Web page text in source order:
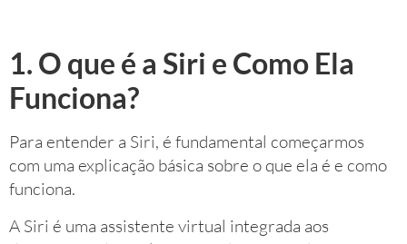
1. O que é a Siri e Como Ela
Funciona?
Para entender a Siri, é fundamental começarmos
com uma explicação básica sobre o que ela é e como
funciona.
A Siri é uma assistente virtual integrada aos